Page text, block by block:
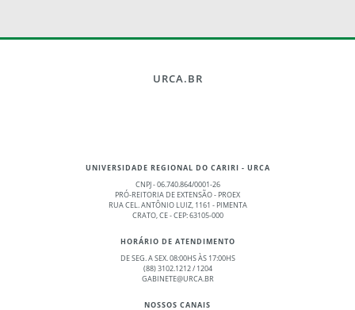
URCA.BR
UNIVERSIDADE REGIONAL DO CARIRI - URCA
CNPJ - 06.740.864/0001-26
PRÓ-REITORIA DE EXTENSÃO - PROEX
RUA CEL. ANTÔNIO LUIZ, 1161 - PIMENTA
CRATO, CE - CEP: 63105-000
HORÁRIO DE ATENDIMENTO
DE SEG. A SEX. 08:00HS ÀS 17:00HS
(88) 3102.1212 / 1204
GABINETE@URCA.BR
NOSSOS CANAIS